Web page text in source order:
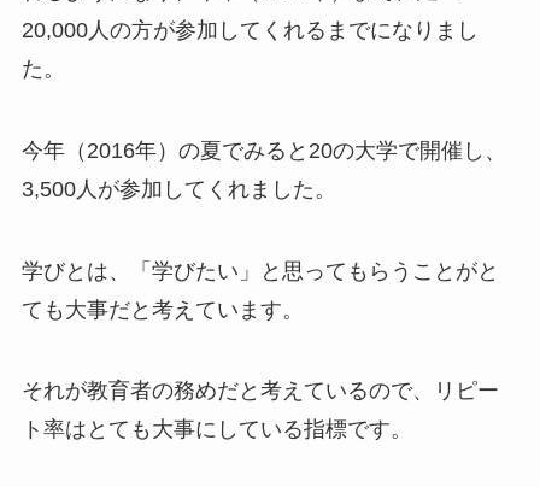
20,000人の方が参加してくれるまでになりまし
た。
今年（2016年）の夏でみると20の大学で開催し、
3,500人が参加してくれました。
学びとは、「学びたい」と思ってもらうことがと
ても大事だと考えています。
それが教育者の務めだと考えているので、リピー
ト率はとても大事にしている指標です。